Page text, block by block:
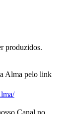
produzidos.
Alma pelo link
Canal no